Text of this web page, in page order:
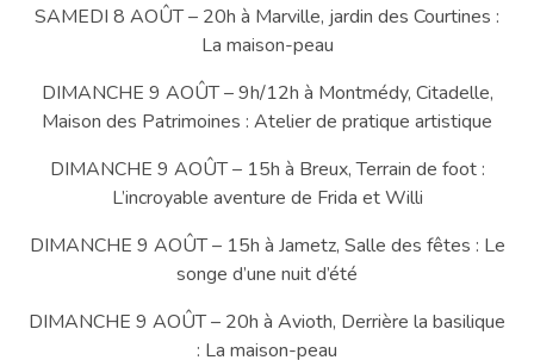
SAMEDI 8 AOÛT – 20h à Marville, jardin des Courtines :
La maison-peau
DIMANCHE 9 AOÛT – 9h/12h à Montmédy, Citadelle,
Maison des Patrimoines : Atelier de pratique artistique
DIMANCHE 9 AOÛT – 15h à Breux, Terrain de foot :
L’incroyable aventure de Frida et Willi
DIMANCHE 9 AOÛT – 15h à Jametz, Salle des fêtes : Le
songe d’une nuit d’été
DIMANCHE 9 AOÛT – 20h à Avioth, Derrière la basilique
: La maison-peau